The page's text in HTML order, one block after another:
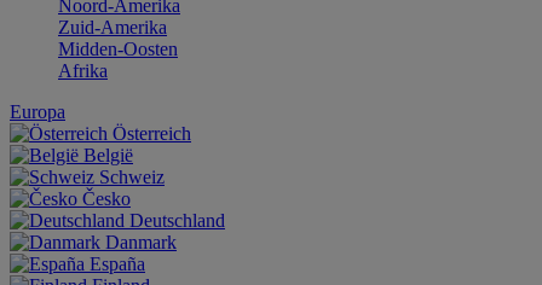
Noord-Amerika
Zuid-Amerika
Midden-Oosten
Afrika
Europa
Österreich
België
Schweiz
Česko
Deutschland
Danmark
España